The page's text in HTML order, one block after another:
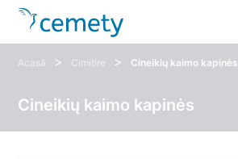
Acasă > Cimitire > Cineikių kaimo kapinės
Cineikių kaimo kapinės